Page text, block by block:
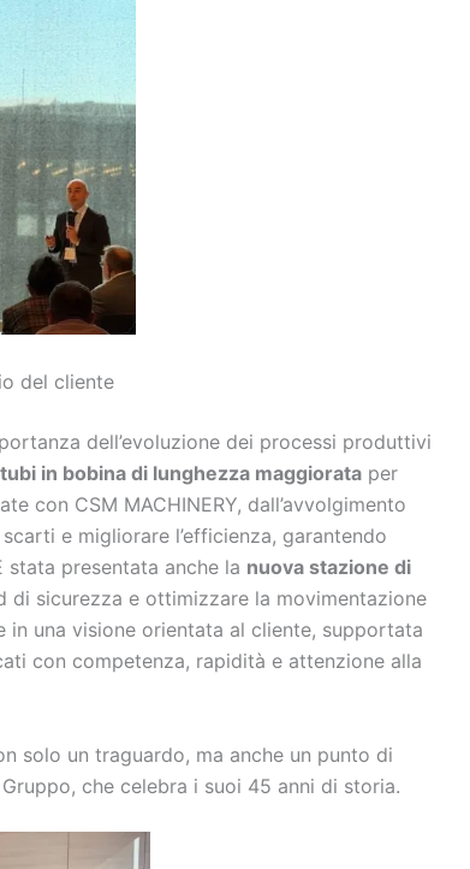
del cliente
dell’evoluzione dei processi produttivi
tubi in bobina di lunghezza maggiorata per
con CSM MACHINERY, dall’avvolgimento
e migliorare l’efficienza, garantendo
presentata anche la nuova stazione di
di sicurezza e ottimizzare la movimentazione
una visione orientata al cliente, supportata
con competenza, rapidità e attenzione alla
solo un traguardo, ma anche un punto di
che celebra i suoi 45 anni di storia.